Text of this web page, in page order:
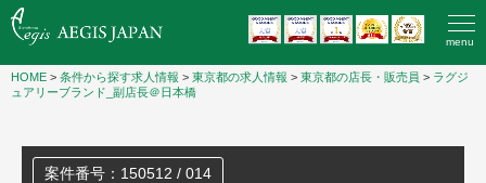
menu
HOME > 条件から探す求人情報 > 東京都の求人情報 > 東京都の店長・販売員 > ラグジ
ュアリーブランド_副店長＠日本橋
案件番号：150512 / 014